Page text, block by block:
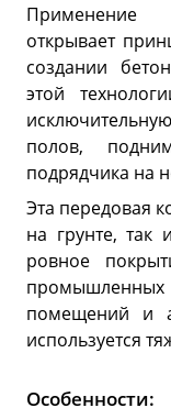
Применение
открывает
создании
этой
полов,
подрядчика на
Эта передовая
на грунте, так
ровное
помещений и
используется
Особенности: